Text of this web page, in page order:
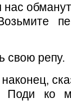
нас
свою репу.
Поди ко